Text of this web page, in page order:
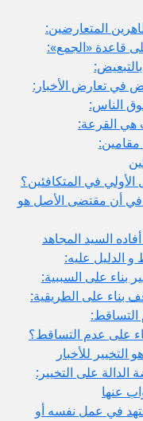
«الجمع»:
الأخبار:
في المتكافئين؟
مقتضى الأصل هو
المجاهد
عليه:
على السببية:
على الطريقية:
عدم التساقط؟
للأخبار
على التخيير:
عمل نفسه أو